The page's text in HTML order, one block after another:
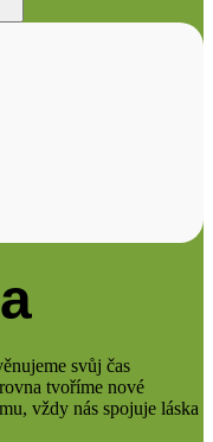
svůj čas
tvoříme nové
vždy nás spojuje láska